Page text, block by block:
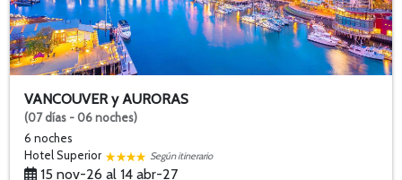
VANCOUVER y AURORAS
(07 días - 06 noches)
6 noches
Hotel Superior
Según itinerario
15 nov-26 al 14 abr-27